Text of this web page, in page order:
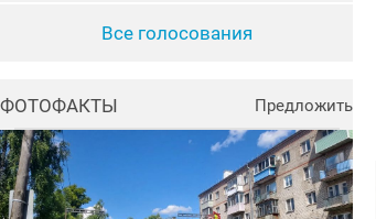
Все голосования
ФОТОФАКТЫ Предложить